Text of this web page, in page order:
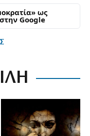
ως
Google